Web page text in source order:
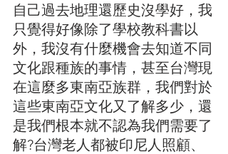
自己過去地理還歷史沒學好，我
只覺得好像除了學校教科書以
外，我沒有什麼機會去知道不同
文化跟種族的事情，甚至台灣現
在這麼多東南亞族群，我們對於
這些東南亞文化又了解多少，還
是我們根本就不認為我們需要了
解?台灣老人都被印尼人照顧、